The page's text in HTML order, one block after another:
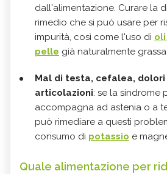
dall'alimentazione. Curare la
rimedio che si può usare per
impurità, così come l'uso di
pelle già naturalmente
Mal di testa, cefalea,
articolazioni: se la sindrome
accompagna ad astenia o a
può rimediare a questi
consumo di potassio e
Quale alimentazione per